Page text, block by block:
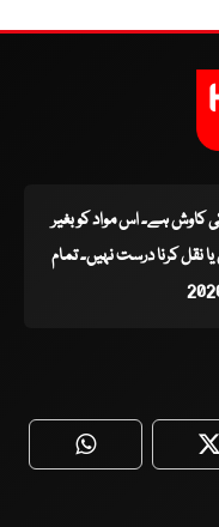
کی کاوش ہے۔ اس مواد کو بغیر
کرنا درست نہیں۔ تمام
WhatsApp